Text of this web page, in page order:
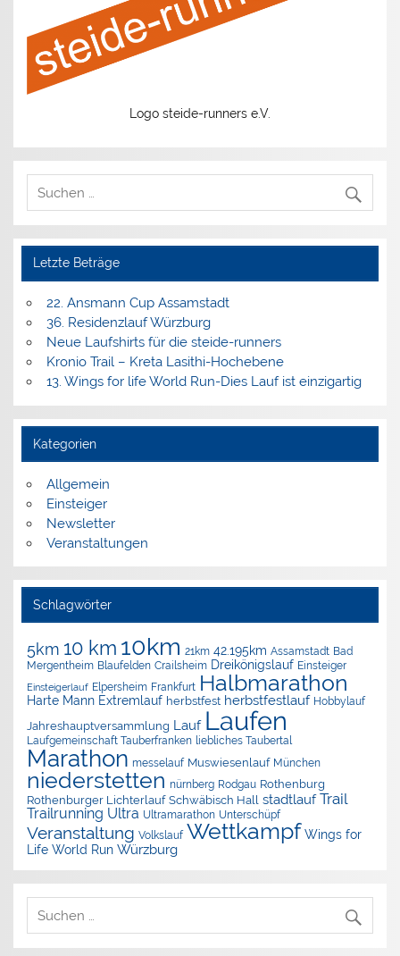
Logo steide-runners e.V.
Letzte Beträge
22. Ansmann Cup Assamstadt
36. Residenzlauf Würzburg
Neue Laufshirts für die steide-runners
Kronio Trail – Kreta Lasithi-Hochebene
13. Wings for life World Run-Dies Lauf ist einzigartig
Kategorien
Allgemein
Einsteiger
Newsletter
Veranstaltungen
Schlagwörter
5km 10 km 10km 21km 42.195km Assamstadt Bad
Mergentheim Blaufelden Crailsheim Dreikönigslauf Einsteiger
Einsteigerlauf Elpersheim Frankfurt Halbmarathon
Harte Mann Extremlauf herbstfest herbstfestlauf Hobbylauf
Jahreshauptversammlung Lauf Laufen
Laufgemeinschaft Tauberfranken liebliches Taubertal
Marathon messelauf Muswiesenlauf München
niederstetten nürnberg Rodgau Rothenburg
Rothenburger Lichterlauf Schwäbisch Hall stadtlauf Trail
Trailrunning Ultra Ultramarathon Unterschüpf
Veranstaltung Volkslauf Wettkampf Wings for
Life World Run Würzburg